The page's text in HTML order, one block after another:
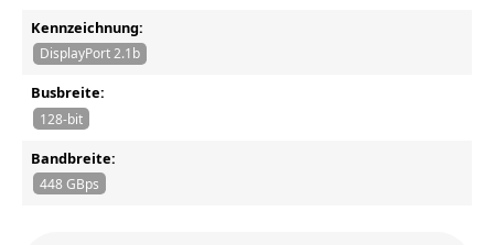
Kennzeichnung:
DisplayPort 2.1b
Busbreite:
128-bit
Bandbreite:
448 GBps